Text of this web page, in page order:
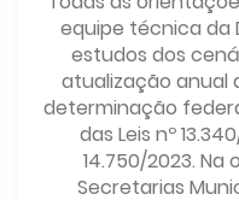
equipe técnica da
estudos dos
atualização anual
determinação
das Leis nº
14.750/2023.
Secretarias